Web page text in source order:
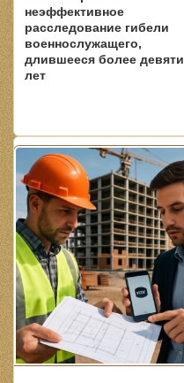
неэффективное
расследование гибели
военнослужащего,
длившееся более девяти
лет